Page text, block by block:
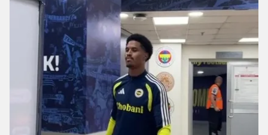
Çerezlere ilişkin tercihlerinizi aşağıda yer alan panel
vasıtasıyla belirleyebilirsiniz. Çerezlere ilişkin detaylı bilgi
için Ayarlar butonuna tıklayabilir,Çerez Bilgilendirme
Metnimiziziyaret edebilirsiniz.
6698 sayılı Kişisel Verilerin Korunması Kanunu uyarınca
hazırlanmış Aydınlatma Metnimizi okumak ve sitemizde
ilgili mevzuata uygun olarak kullanılan çerezlerle ilgili bilgi
almak için lütfen tıklayınız